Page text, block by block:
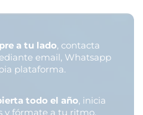
a tu lado, contacta
email, Whatsapp
plataforma.
todo el año, inicia
y fórmate a tu ritmo.